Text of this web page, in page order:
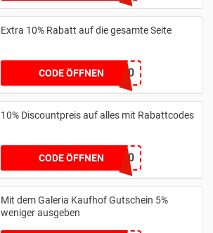
Extra 10% Rabatt auf die gesamte Seite
CODE ÖFFNENSPRING10
10% Discountpreis auf alles mit Rabattcodes
CODE ÖFFNEN
WELCOME10
Mit dem Galeria Kaufhof Gutschein 5%
weniger ausgeben